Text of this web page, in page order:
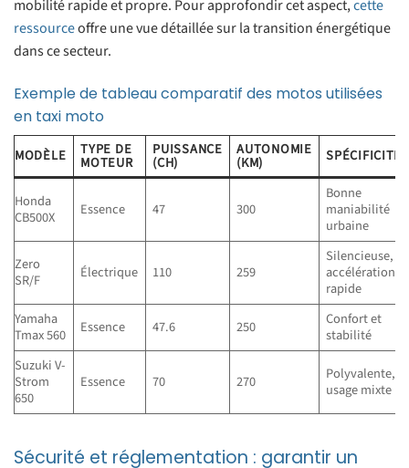
mobilité rapide et propre. Pour approfondir cet aspect,cette
ressourceoffre une vue détaillée sur la transition énergétique
dans ce secteur.
Exemple de tableau comparatif des motos utilisées
en taxi moto
MODÈLE TYPE DE
MOTEUR
PUISSANCE
(CH)
AUTONOMIE
(KM) SPÉCIFICITÉ
Honda
CB500X
Essence 47 300
Bonne
maniabilité
urbaine
Zero
SR/F
Électrique 110 259
Silencieuse,
accélération
rapide
Yamaha
Tmax 560
Essence 47.6 250
Confort et
stabilité
Suzuki V-
Strom
650
Essence 70 270
Polyvalente,
usage mixte
Sécurité et réglementation : garantir un